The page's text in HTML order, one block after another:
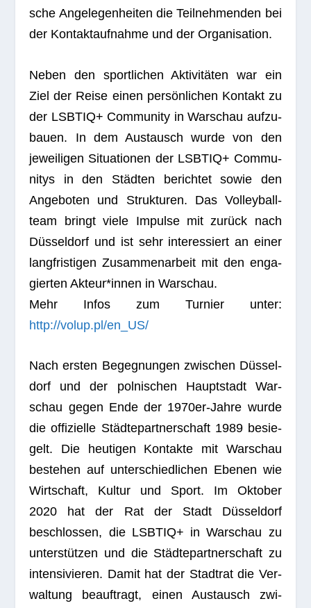
sche Ange­le­gen­hei­ten die Teil­neh­men­den bei
der Kon­takt­auf­nahme und der Organisation.
Neben den sport­li­chen Akti­vi­tä­ten war ein
Ziel der Reise einen per­sön­li­chen Kon­takt zu
der LSBTIQ+ Com­mu­nity in War­schau auf­zu­
bauen. In dem Aus­tausch wurde von den
jewei­li­gen Situa­tio­nen der LSBTIQ+ Com­mu­
ni­tys in den Städ­ten berich­tet sowie den
Ange­bo­ten und Struk­tu­ren. Das Vol­ley­ball­
team bringt viele Impulse mit zurück nach
Düs­sel­dorf und ist sehr inter­es­siert an einer
lang­fris­ti­gen Zusam­men­ar­beit mit den enga­
gier­ten Akteur*innen in Warschau.
Mehr Infos zum Tur­nier unter:
http://volup.pl/en_US/
Nach ers­ten Begeg­nun­gen zwi­schen Düs­sel­
dorf und der pol­ni­schen Haupt­stadt War­
schau gegen Ende der 1970er-Jahre wurde
die offi­zi­elle Städ­te­part­ner­schaft 1989 besie­
gelt. Die heu­ti­gen Kon­takte mit War­schau
bestehen auf unter­schied­li­chen Ebe­nen wie
Wirt­schaft, Kul­tur und Sport. Im Okto­ber
2020 hat der Rat der Stadt Düs­sel­dorf
beschlos­sen, die LSBTIQ+ in War­schau zu
unter­stüt­zen und die Städ­te­part­ner­schaft zu
inten­si­vie­ren. Damit hat der Stadt­rat die Ver­
wal­tung beauf­tragt, einen Aus­tausch zwi­